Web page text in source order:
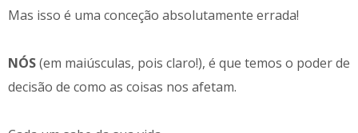
Mas isso é uma conceção absolutamente errada!
NÓS(em maiúsculas, pois claro!), é que temos o poder de
decisão de como as coisas nos afetam.